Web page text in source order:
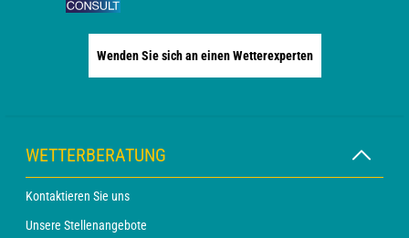
Wenden Sie sich an einen Wetterexperten
WETTERBERATUNG
Kontaktieren Sie uns
Unsere Stellenangebote